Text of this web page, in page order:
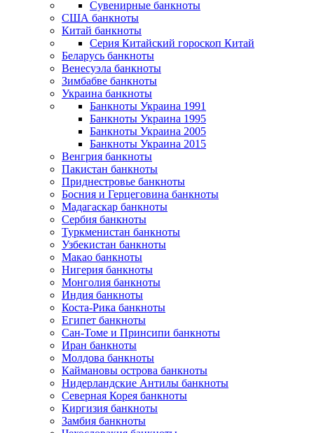
Сувенирные банкноты
США банкноты
Китай банкноты
Серия Китайский гороскоп Китай
Беларусь банкноты
Венесуэла банкноты
Зимбабве банкноты
Украина банкноты
Банкноты Украина 1991
Банкноты Украина 1995
Банкноты Украина 2005
Банкноты Украина 2015
Венгрия банкноты
Пакистан банкноты
Приднестровье банкноты
Босния и Герцеговина банкноты
Мадагаскар банкноты
Сербия банкноты
Туркменистан банкноты
Узбекистан банкноты
Макао банкноты
Нигерия банкноты
Монголия банкноты
Индия банкноты
Коста-Рика банкноты
Египет банкноты
Сан-Томе и Принсипи банкноты
Иран банкноты
Молдова банкноты
Каймановы острова банкноты
Нидерландские Антилы банкноты
Северная Корея банкноты
Киргизия банкноты
Замбия банкноты